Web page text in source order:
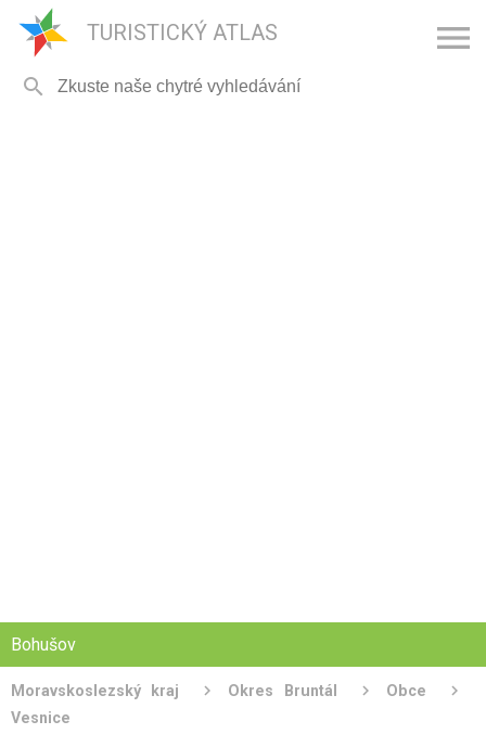
TURISTICKÝ ATLAS 

Bohušov
Moravskoslezský kraj Okres Bruntál
Obce
Vesnice